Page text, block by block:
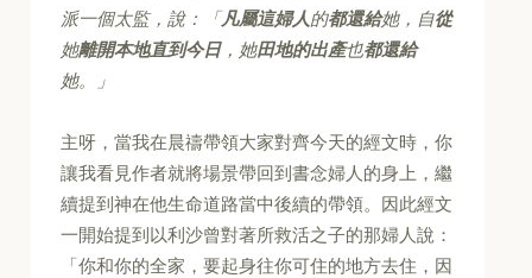
派一個太監，說：「凡屬這婦人的都還給她，自從
她離開本地直到今日，她田地的出產也都還給
她。」
主呀，當我在晨禱帶領大家對齊今天的經文時，你
讓我看見作者就將場景帶回到書念婦人的身上，繼
續提到神在他生命道路當中後續的帶領。因此經文
一開始提到以利沙曾對著所救活之子的那婦人說：
「你和你的全家，要起身往你可住的地方去住，因